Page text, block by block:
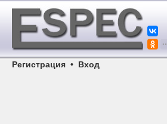
Регистрация • Вход